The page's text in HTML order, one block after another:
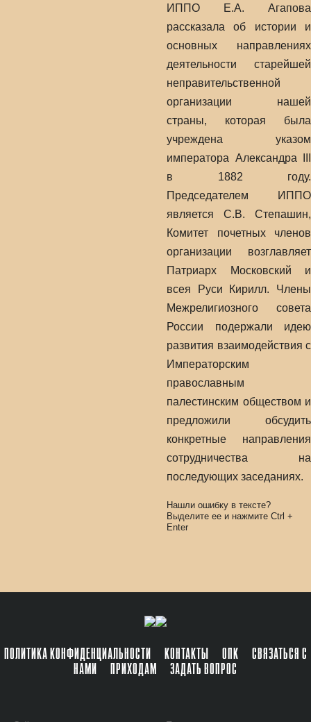
ИППО Е.А. Агапова
рассказала об истории и
основных направлениях
деятельности старейшей
неправительственной
организации нашей
страны, которая была
учреждена указом
императора Александра III
в 1882 году.
Председателем ИППО
является С.В. Степашин,
Комитет почетных членов
организации возглавляет
Патриарх Московский и
всея Руси Кирилл. Члены
Межрелигиозного совета
России подержали идею
развития взаимодействия с
Императорским
православным
палестинским обществом и
предложили обсудить
конкретные направления
сотрудничества на
последующих заседаниях.
Нашли ошибку в тексте?
Выделите ее и нажмите Ctrl +
Enter
ПОЛИТИКА КОНФИДЕНЦИАЛЬНОСТИ КОНТАКТЫ ОПК
СВЯЗАТЬСЯ С
НАМИ
ПРИХОДАМ ЗАДАТЬ ВОПРОС